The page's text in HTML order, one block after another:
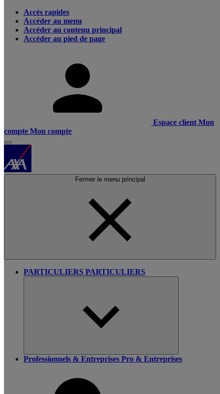
Accès rapides
Accéder au menu
Accéder au contenu principal
Accéder au pied de page
Espace client Mon
compte Mon compte
Fermer le menu principal
PARTICULIERS PARTICULIERS
Professionnels & Entreprises Pro & Entreprises